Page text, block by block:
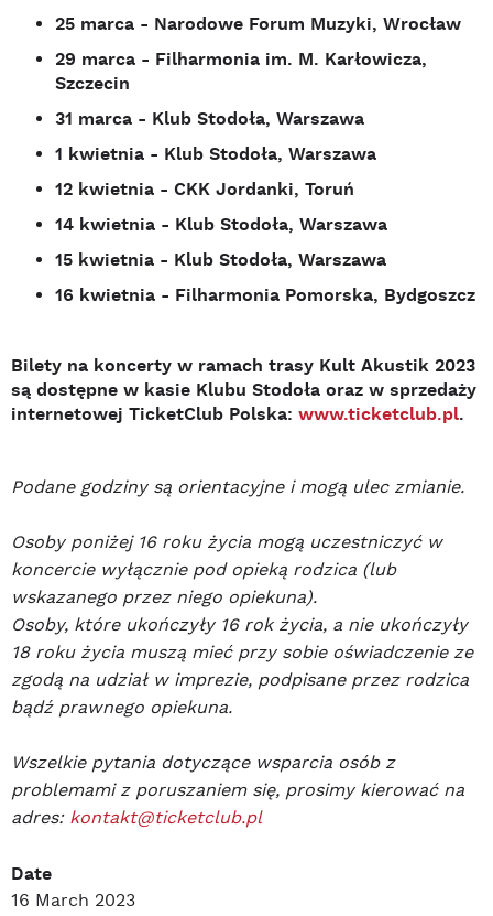
25 marca - Narodowe Forum Muzyki, Wrocław
29 marca - Filharmonia im. M. Karłowicza,
Szczecin
31 marca - Klub Stodoła, Warszawa
1 kwietnia - Klub Stodoła, Warszawa
12 kwietnia - CKK Jordanki, Toruń
14 kwietnia - Klub Stodoła, Warszawa
15 kwietnia - Klub Stodoła, Warszawa
16 kwietnia - Filharmonia Pomorska, Bydgoszcz
Bilety na koncerty w ramach trasy Kult Akustik 2023
są dostępne w kasie Klubu Stodoła oraz w sprzedaży
internetowej TicketClub Polska: www.ticketclub.pl.
Podane godziny są orientacyjne i mogą ulec zmianie.
Osoby poniżej 16 roku życia mogą uczestniczyć w
koncercie wyłącznie pod opieką rodzica (lub
wskazanego przez niego opiekuna).
Osoby, które ukończyły 16 rok życia, a nie ukończyły
18 roku życia muszą mieć przy sobie oświadczenie ze
zgodą na udział w imprezie, podpisane przez rodzica
bądź prawnego opiekuna.
Wszelkie pytania dotyczące wsparcia osób z
problemami z poruszaniem się, prosimy kierować na
adres: kontakt@ticketclub.pl
Date
16 March 2023